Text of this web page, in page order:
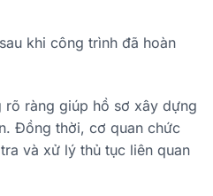
khi công trình đã hoàn
rõ ràng giúp hồ sơ xây dựng
Đồng thời, cơ quan chức
và xử lý thủ tục liên quan